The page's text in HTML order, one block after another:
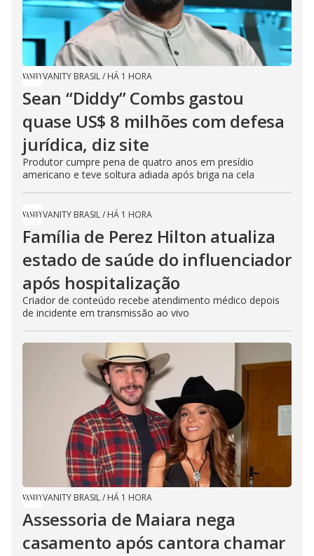
VANITY BRASIL/ HÁ 1 HORA
Sean “Diddy” Combs gastou
quase US$ 8 milhões com defesa
jurídica, diz site
Produtor cumpre pena de quatro anos em presídio
americano e teve soltura adiada após briga na cela
VANITY BRASIL/ HÁ 1 HORA
Família de Perez Hilton atualiza
estado de saúde do influenciador
após hospitalização
Criador de conteúdo recebe atendimento médico depois
de incidente em transmissão ao vivo
VANITY BRASIL/ HÁ 1 HORA
Assessoria de Maiara nega
casamento após cantora chamar